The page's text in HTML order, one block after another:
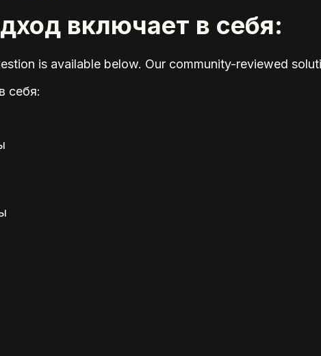
включает в себя:
is available below. Our community-reviewed
себя: